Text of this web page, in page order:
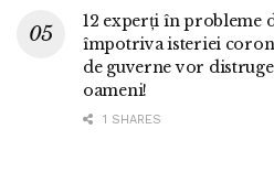
12 experți în probleme
împotriva isteriei
de guverne vor
oameni!
1 SHARES